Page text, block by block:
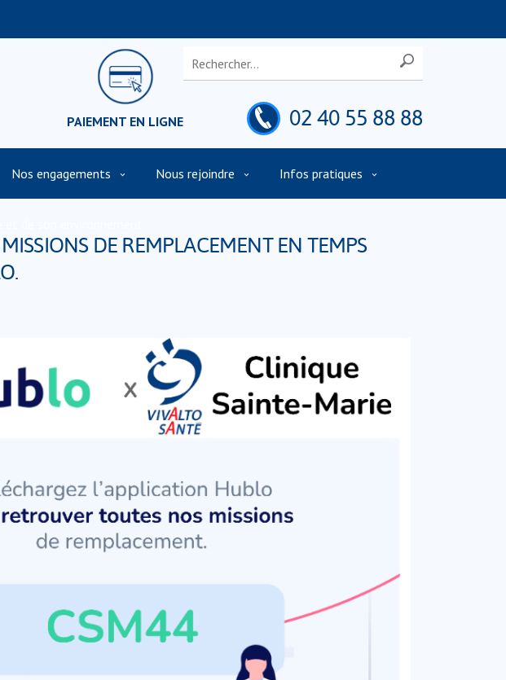
PAIEMENT EN LIGNE 02 40 55 88 88
Nos engagements Nous rejoindre Infos pratiques
DE REMPLACEMENT EN TEMPS